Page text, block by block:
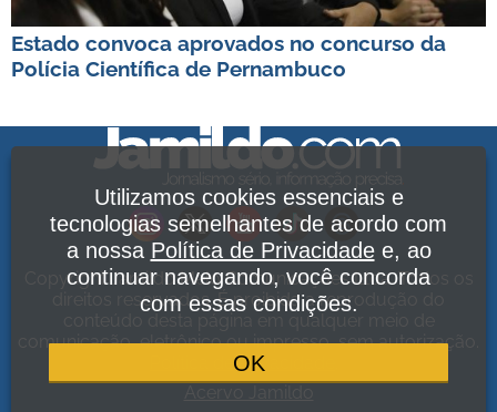
Estado convoca aprovados no concurso da
Polícia Científica de Pernambuco
Copyright Jamildo Melo Comunicações Ltda. Todos os
direitos reservados. É proibida a reprodução do
conteúdo desta página em qualquer meio de
comunicação, eletrônico ou impresso, sem autorização.
Política de Privacidade
Utilizamos cookies essenciais e
tecnologias semelhantes de acordo com
a nossa Política de Privacidadee, ao
continuar navegando, você concorda
com essas condições.
OK